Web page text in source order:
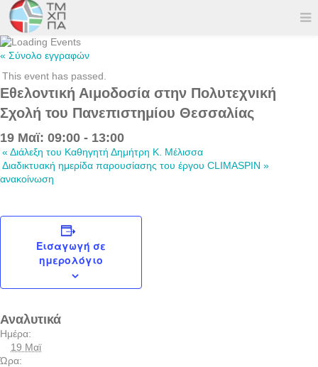
« Σύνολο εγγραφών
This event has passed.
Εθελοντική Αιμοδοσία στην Πολυτεχνική
Σχολή του Πανεπιστημίου Θεσσαλίας
19 Μαϊ: 09:00 - 13:00
« Διάλεξη του Καθηγητή Δημήτρη Κ. Μέλισσα
Διαδικτυακή ημερίδα παρουσίασης του έργου CLIMASPIN »
ανακοίνωση
Εισαγωγή σε
ημερολόγιο
Αναλυτικά
Ημέρα:
19 Μαϊ
Ώρα: